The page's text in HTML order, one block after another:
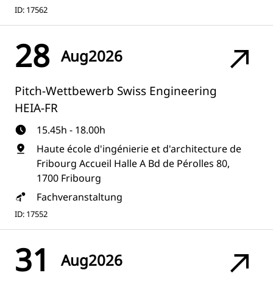
ID: 17562
28 Aug2026
Pitch-Wettbewerb Swiss Engineering
HEIA-FR
15.45h - 18.00h
Haute école d'ingénierie et d'architecture de
Fribourg Accueil Halle A Bd de Pérolles 80,
1700 Fribourg
Fachveranstaltung
ID: 17552
31 Aug2026